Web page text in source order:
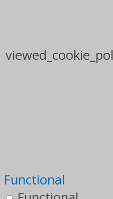
Functional